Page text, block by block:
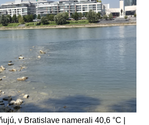
v Bratislave namerali 40,6 °C |